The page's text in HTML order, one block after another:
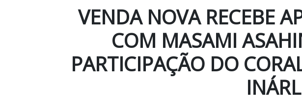
VENDA NOVA RECEBE
COM MASAMI
PARTICIPAÇÃO DO